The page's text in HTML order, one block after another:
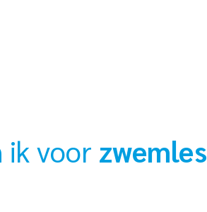
ik voor zwemles